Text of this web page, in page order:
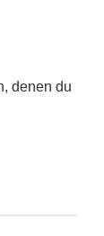
denen du